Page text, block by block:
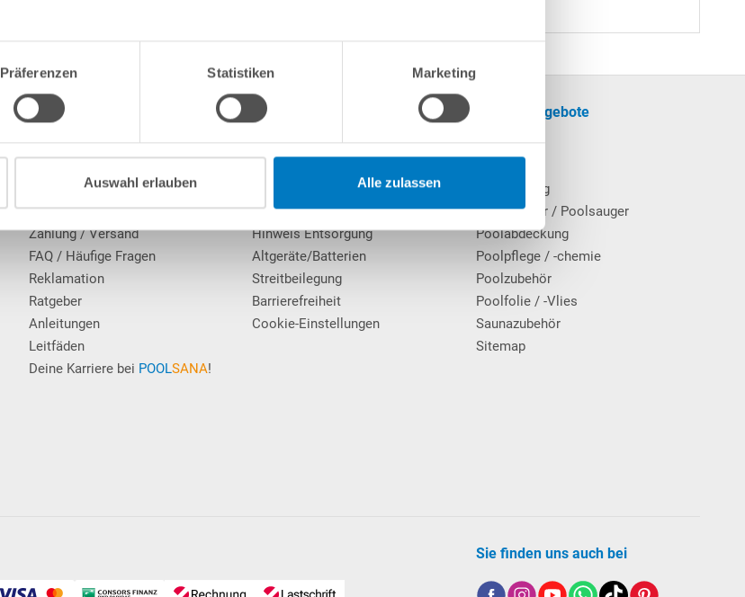
Präferenzen Statistiken Marketing
Auswahl erlauben Alle zulassen
Kundeninformationen
Das POOLSANA-Team
Erfahrungen unserer Kunden
Zahlung / Versand
FAQ / Häufige Fragen
Reklamation
Ratgeber
Anleitungen
Leitfäden
Deine Karriere bei POOLSANA!
Rechtliche Informationen
Datenschutz
Hinweis Entsorgung
Altgeräte/Batterien
Streitbeilegung
Barrierefreiheit
Cookie-Einstellungen
Unsere Angebote
Poolheizung
Poolroboter / Poolsauger
Poolabdeckung
Poolpflege / -chemie
Poolzubehör
Poolfolie / -Vlies
Saunazubehör
Sitemap
Sie finden uns auch bei